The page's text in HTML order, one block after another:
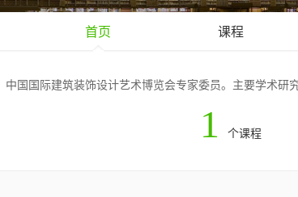
首页 课程
国国际建筑装饰设计艺术博览会专家委员。主要学术研
1 个课程